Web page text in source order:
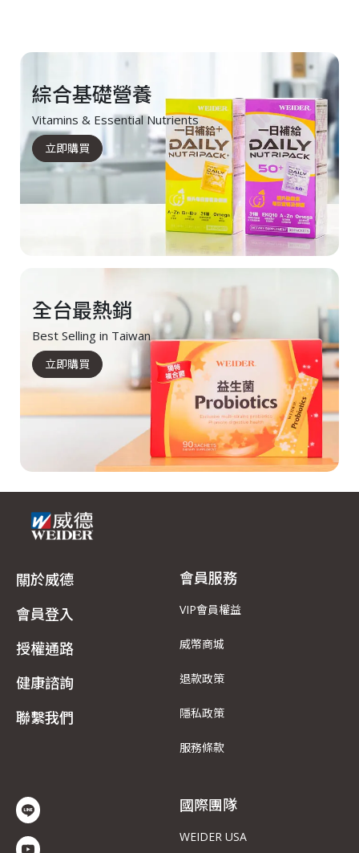
綜合基礎營養
Vitamins & Essential Nutrients
立即購買
全台最熱銷
Best Selling in Taiwan
立即購買
關於威德
會員登入
授權通路
健康諮詢
聯繫我們
會員服務
VIP會員權益
威幣商城
退款政策
隱私政策
服務條款
國際團隊
WEIDER USA